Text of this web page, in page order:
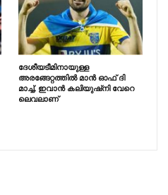
ദേശീയടീമിനായുള്ള
അരങ്ങേറ്റത്തിൽ മാൻ ഓഫ് ദി
മാച്ച്, ഇവാൻ കലിയുഷ്‌നി വേറെ
ലെവലാണ്